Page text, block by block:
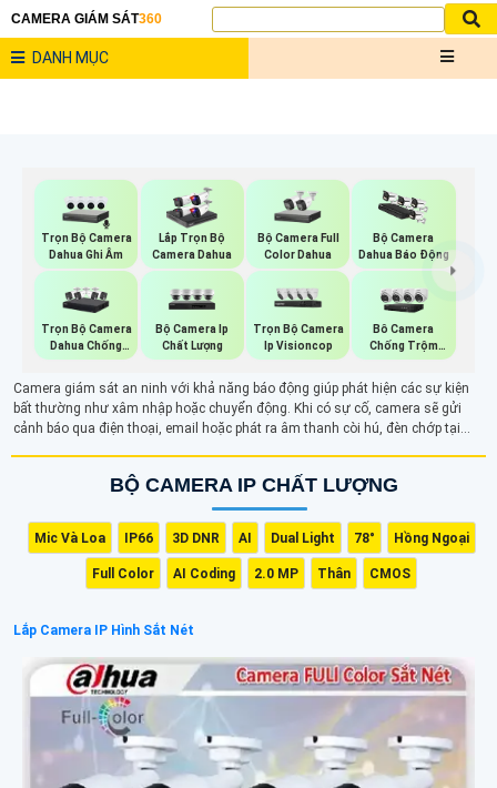
CAMERA GIÁM SÁT360
DANH MỤC
Trọn Bộ Camera
Dahua Ghi Âm
Lắp Trọn Bộ
Camera Dahua
Bộ Camera Full
Color Dahua
Bộ Camera
Dahua Báo Động
Trọn Bộ Camera
Dahua Chống
Trộm
Bộ Camera Ip
Chất Lượng
Trọn Bộ Camera
Ip Visioncop
Bô Camera
Chống Trộm
Hikvision
Camera giám sát an ninh với khả năng báo động giúp phát hiện các sự kiện
bất thường như xâm nhập hoặc chuyển động. Khi có sự cố, camera sẽ gửi
cảnh báo qua điện thoại, email hoặc phát ra âm thanh còi hú, đèn chớp tại
BỘ CAMERA IP CHẤT LƯỢNG
Mic Và Loa IP66 3D DNR AI Dual Light 78° Hồng Ngoại
Full Color AI Coding 2.0 MP Thân CMOS
Lắp Camera IP Hình Sắt Nét